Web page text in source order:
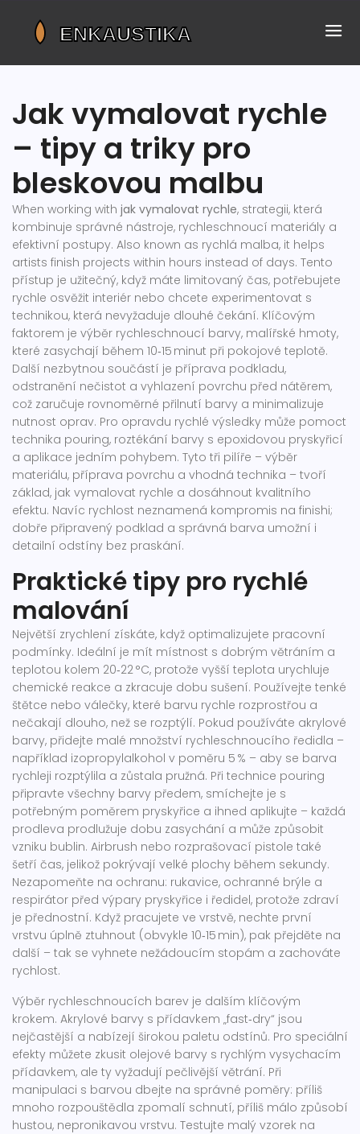
Jak vymalovat rychle
– tipy a triky pro
bleskovou malbu
When working with jak vymalovat rychle, strategii, která
kombinuje správné nástroje, rychleschnoucí materiály a
efektivní postupy. Also known as rychlá malba, it helps
artists finish projects within hours instead of days. Tento
přístup je užitečný, když máte limitovaný čas, potřebujete
rychle osvěžit interiér nebo chcete experimentovat s
technikou, která nevyžaduje dlouhé čekání. Klíčovým
faktorem je výběr rychleschnoucí barvy, malířské hmoty,
které zasychají během 10‑15 minut při pokojové teplotě.
Další nezbytnou součástí je příprava podkladu,
odstranění nečistot a vyhlazení povrchu před nátěrem,
což zaručuje rovnoměrné přilnutí barvy a minimalizuje
nutnost oprav. Pro opravdu rychlé výsledky může pomoct
technika pouring, roztékání barvy s epoxidovou pryskyřicí
a aplikace jedním pohybem. Tyto tři pilíře – výběr
materiálu, příprava povrchu a vhodná technika – tvoří
základ, jak vymalovat rychle a dosáhnout kvalitního
efektu. Navíc rychlost neznamená kompromis na finishi;
dobře připravený podklad a správná barva umožní i
detailní odstíny bez praskání.
Praktické tipy pro rychlé
malování
Největší zrychlení získáte, když optimalizujete pracovní
podmínky. Ideální je mít místnost s dobrým větráním a
teplotou kolem 20‑22 °C, protože vyšší teplota urychluje
chemické reakce a zkracuje dobu sušení. Používejte tenké
štětce nebo válečky, které barvu rychle rozprostřou a
nečakají dlouho, než se rozptýlí. Pokud používáte akrylové
barvy, přidejte malé množství rychleschnoucího ředidla –
například izopropylalkohol v poměru 5 % – aby se barva
rychleji rozptýlila a zůstala pružná. Při technice pouring
připravte všechny barvy předem, smíchejte je s
potřebným poměrem pryskyřice a ihned aplikujte – každá
prodleva prodlužuje dobu zasychání a může způsobit
vzniku bublin. Airbrush nebo rozprašovací pistole také
šetří čas, jelikož pokrývají velké plochy během sekundy.
Nezapomeňte na ochranu: rukavice, ochranné brýle a
respirátor před výpary pryskyřice i ředidel, protože zdraví
je přednostní. Když pracujete ve vrstvě, nechte první
vrstvu úplně ztuhnout (obvykle 10‑15 min), pak přejděte na
další – tak se vyhnete nežádoucím stopám a zachováte
rychlost.
Výběr rychleschnoucích barev je dalším klíčovým
krokem. Akrylové barvy s přídavkem „fast‑dry“ jsou
nejčastější a nabízejí širokou paletu odstínů. Pro speciální
efekty můžete zkusit olejové barvy s rychlým vysychacím
přídavkem, ale ty vyžadují pečlivější větrání. Při
manipulaci s barvou dbejte na správné poměry: příliš
mnoho rozpouštědla zpomalí schnutí, příliš málo způsobí
hustou, nepronikavou vrstvu. Testujte malý vzorek na